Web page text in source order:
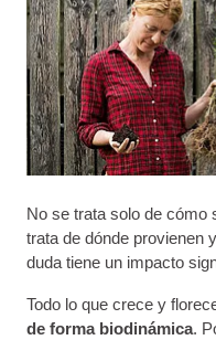
No se trata solo de cómo
trata de dónde provienen
duda tiene un impacto
Todo lo que crece y
de forma biodinámica.